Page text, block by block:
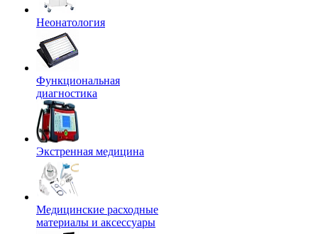
Неонатология
Функциональная
диагностика
Экстренная медицина
Медицинские расходные
материалы и аксессуары